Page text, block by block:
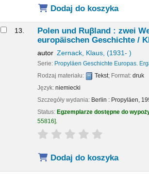
Dodaj do koszyka
13.
Polen und Ruβland : zwei
europäischen Geschichte /
autor Zernack, Klaus, (1931- )
Serie: Propyläen Geschichte Europas.
Rodzaj materiału:
Tekst; Format: druk
Język: niemiecki
Szczegóły wydania: Berlin : Propyläen,
Status: Egzemplarze dostępne do
55816 .
star rating
Dodaj do koszyka